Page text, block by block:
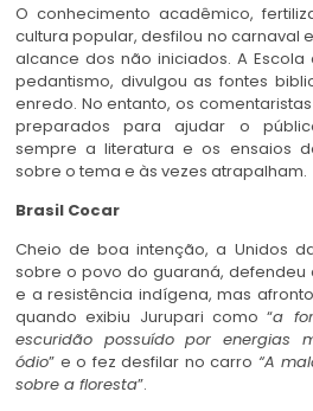
O conhecimento acadêmico,
cultura popular, desfilou no carnaval
alcance dos não iniciados. A
pedantismo, divulgou as fontes
enredo. No entanto, os
preparados para ajudar o
sempre a literatura e os ensaios
sobre o tema e às vezes atrapalham.
Brasil Cocar
Cheio de boa intenção, a Unidos
sobre o povo do guaraná,
e a resistência indígena, mas
quando exibiu Jurupari como “a
escuridão possuído por energias
ódio” e o fez desfilar no carro “A
sobre a floresta”.